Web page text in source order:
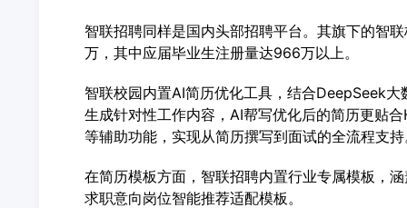
智联招聘同样是国内头部招聘平台。其旗下的智
万，其中应届毕业生注册量达966万以上。
智联校园内置AI简历优化工具，结合DeepSeek
生成针对性工作内容，AI帮写优化后的简历更贴
等辅助功能，实现从简历撰写到面试的全流程支持
在简历模板方面，智联招聘内置行业专属模板，
求职意向岗位智能推荐适配模板。